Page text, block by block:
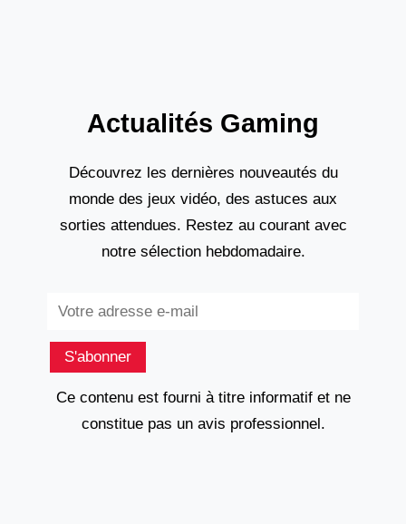
Actualités Gaming
Découvrez les dernières nouveautés du
monde des jeux vidéo, des astuces aux
sorties attendues. Restez au courant avec
notre sélection hebdomadaire.
S'abonner
Ce contenu est fourni à titre informatif et ne
constitue pas un avis professionnel.